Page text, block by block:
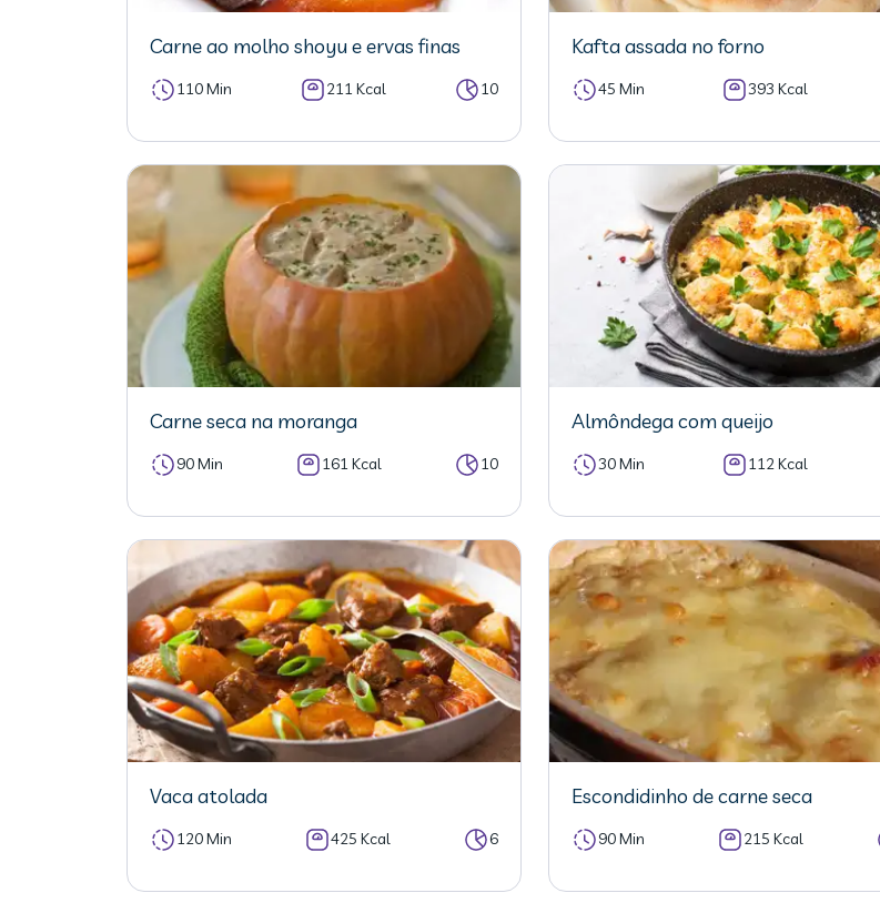
Carne ao molho shoyu e ervas finas
110 Min 211 Kcal 10
Kafta assada no forno
45 Min 393 Kcal
Carne seca na moranga
90 Min 161 Kcal 10
Almôndega com queijo
30 Min 112 Kcal
Vaca atolada
120 Min 425 Kcal 6
Escondidinho de carne seca
90 Min 215 Kcal